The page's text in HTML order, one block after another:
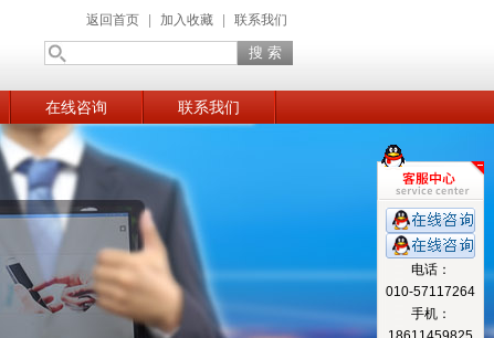
返回首页 加入收藏 联系我们
在线咨询 联系我们
电话：
010-57117264
手机：